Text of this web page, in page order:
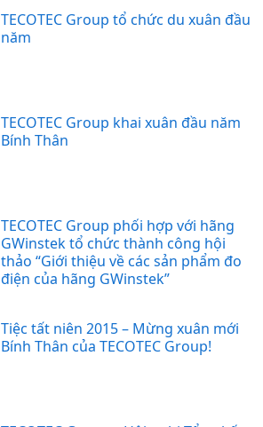
TECOTEC Group tổ chức du xuân đầu
năm
TECOTEC Group khai xuân đầu năm
Bính Thân
TECOTEC Group phối hợp với hãng
GWinstek tổ chức thành công hội
thảo “Giới thiệu về các sản phẩm đo
điện của hãng GWinstek”
Tiệc tất niên 2015 – Mừng xuân mới
Bính Thân của TECOTEC Group!